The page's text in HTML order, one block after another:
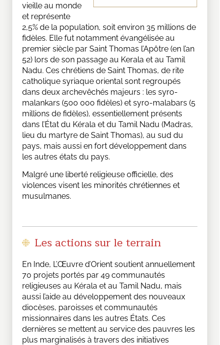
vieille au monde
et représente
2,5% de la population, soit environ 35 millions de
fidèles. Elle fut notamment évangélisée au
premier siècle par Saint Thomas l’Apôtre (en l’an
52) lors de son passage au Kerala et au Tamil
Nadu. Ces chrétiens de Saint Thomas, de rite
catholique syriaque oriental sont regroupés
dans deux archevêchés majeurs : les syro-
malankars (500 000 fidèles) et syro-malabars (5
millions de fidèles), essentiellement présents
dans l’État du Kérala et du Tamil Nadu (Madras,
lieu du martyre de Saint Thomas), au sud du
pays, mais aussi en fort développement dans
les autres états du pays.
Malgré une liberté religieuse officielle, des
violences visent les minorités chrétiennes et
musulmanes.
Les actions sur le terrain
En Inde, L’Œuvre d’Orient soutient annuellement
70 projets portés par 49 communautés
religieuses au Kérala et au Tamil Nadu, mais
aussi l’aide au développement des nouveaux
diocèses, paroisses et communautés
missionnaires dans les autres États. Ces
dernières se mettent au service des pauvres les
plus marginalisés à travers des initiatives